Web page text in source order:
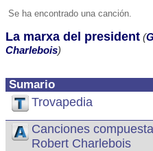
Se ha encontrado una canción.
Sumario
Trovapedia
Canciones
Robert Charlebois
La marxa del president (
Charlebois)